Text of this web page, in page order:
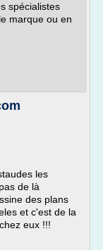
spécialistes
marque ou en
les
de là
des plans
et c'est de la
eux !!!